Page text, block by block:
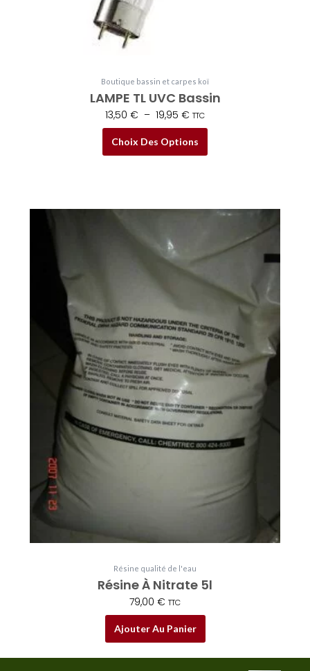
Boutique bassin et carpes koï
LAMPE TL UVC Bassin
13,50 € – 19,95 € TTC
Choix Des Options
Résine qualité de l'eau
Résine À Nitrate 5l
79,00 € TTC
Ajouter Au Panier